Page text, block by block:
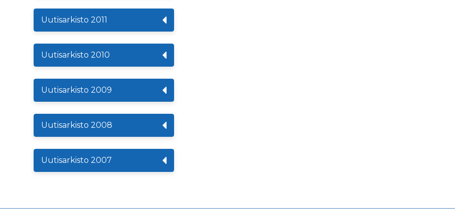
Uutisarkisto 2011
Uutisarkisto 2010
Uutisarkisto 2009
Uutisarkisto 2008
Uutisarkisto 2007